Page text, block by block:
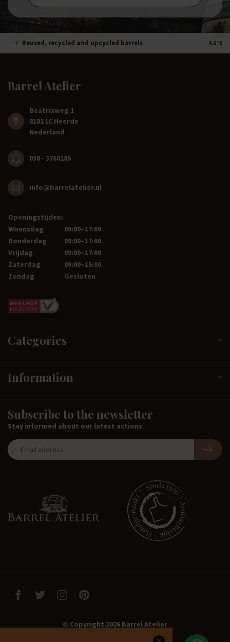
Reused, recycled and upcycled barrels 4.6 /5
Barrel Atelier
Beatrixweg 1
8181 LC Heerde
Nederland
038 - 3760185
info@barrelatelier.nl
Openingstijden:
Woensdag
09:00–17:00
Donderdag
09:00–17:00
Vrijdag
09:00–17:00
Zaterdag
09:00–15:00
Zondag
Gesloten
Categories
Information
Subscribe to the newsletter
Stay informed about our latest actions
© Copyright 2026 Barrel Atelier